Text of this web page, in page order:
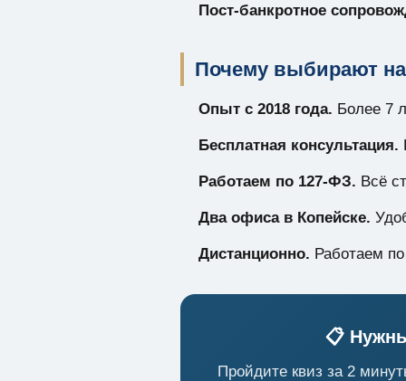
Пост-банкротное
Почему выбирают
Опыт с 2018 года. Более 7
Бесплатная консультация.
Работаем по 127-ФЗ. Всё
Два офиса в Копейске.
Дистанционно. Работаем
📋
Пройдите квиз за 2